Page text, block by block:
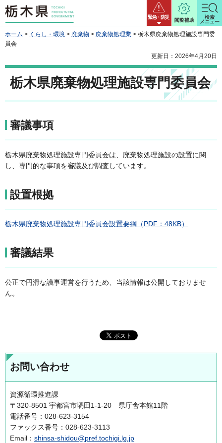
栃木県 緊急・防災
閲覧補助
検索
メニュー
ホーム > くらし・環境 > 廃棄物 > 廃棄物処理業 > 栃木県廃棄物処理施設専門委
員会
更新日：2026年4月20日
栃木県廃棄物処理施設専門委員会
審議事項
栃木県廃棄物処理施設専門委員会は、廃棄物処理施設の設置に関
し、専門的な事項を審議及び調査しています。
設置根拠
栃木県廃棄物処理施設専門委員会設置要綱（PDF：48KB）
審議結果
公正で円滑な議事運営を行うため、当該情報は公開しておりませ
ん。
お問い合わせ
資源循環推進課
〒320-8501 宇都宮市塙田1-1-20 県庁舎本館11階
電話番号：028-623-3154
ファックス番号：028-623-3113
Email： shinsa-shidou@pref.tochigi.lg.jp